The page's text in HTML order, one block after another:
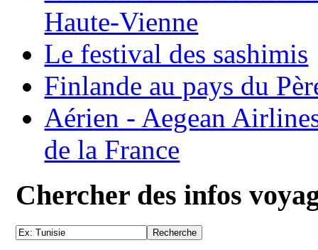
Haute-Vienne
Le festival des sashimis
Finlande au pays du
Aérien - Aegean
de la France
Chercher des infos